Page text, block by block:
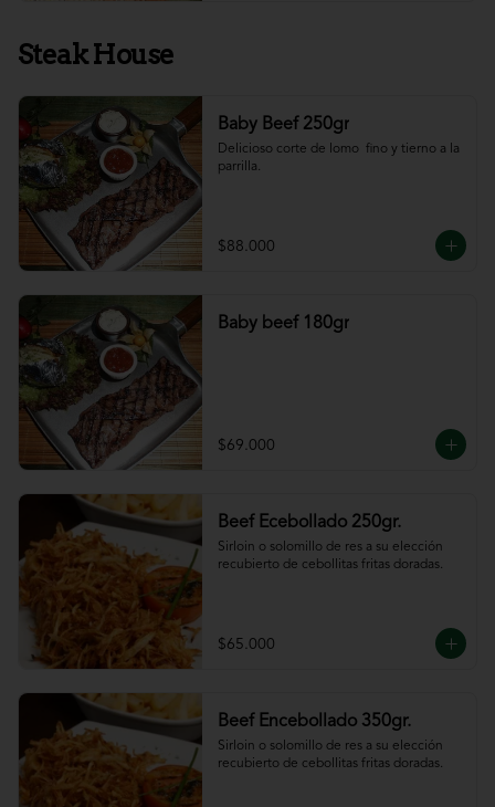
Steak House
Baby Beef 250gr
Delicioso corte de lomo  fino y tierno a la
parrilla.
$88.000
Baby beef 180gr
$69.000
Beef Ecebollado 250gr.
Sirloin o solomillo de res a su elección
recubierto de cebollitas fritas doradas.
$65.000
Beef Encebollado 350gr.
Sirloin o solomillo de res a su elección
recubierto de cebollitas fritas doradas.